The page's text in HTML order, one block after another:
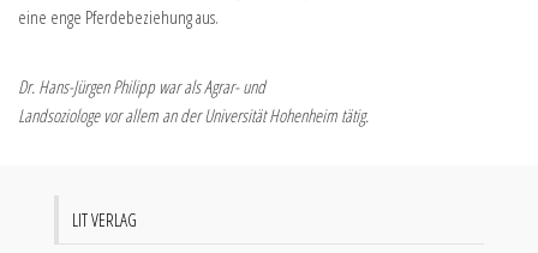
eine enge Pferdebeziehung aus.
Dr. Hans-Jürgen Philipp war als Agrar- und
Landsoziologe vor allem an der Universität Hohenheim tätig.
LIT VERLAG